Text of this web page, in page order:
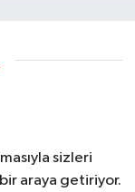
sizleri
araya getiriyor.